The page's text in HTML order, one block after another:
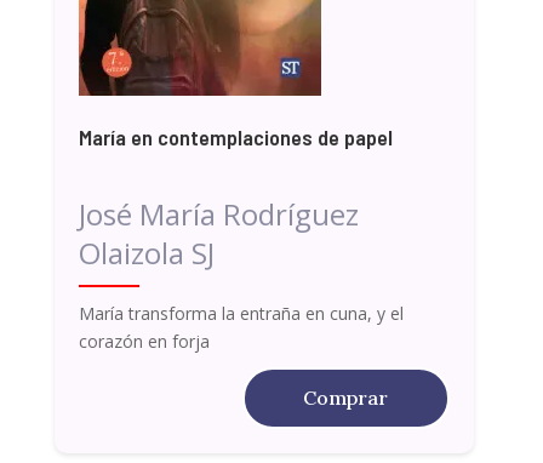
María en contemplaciones de papel
José María Rodríguez
Olaizola SJ
María transforma la entraña en cuna, y el
corazón en forja
Comprar